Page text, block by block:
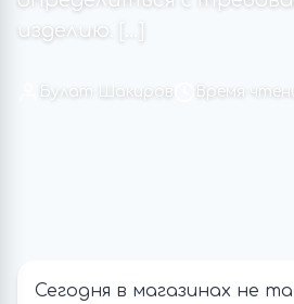
изделию. […]
Булат Шакиров Время
Сегодня в магазинах не